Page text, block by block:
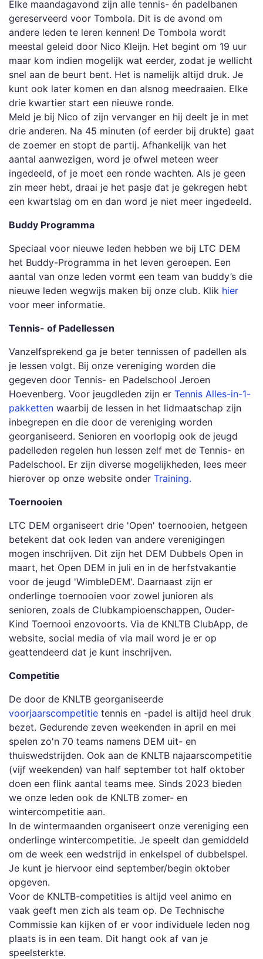
Elke maandagavond zijn alle tennis- én padelbanen
gereserveerd voor Tombola. Dit is de avond om
andere leden te leren kennen! De Tombola wordt
meestal geleid door Nico Kleijn. Het begint om 19 uur
maar kom indien mogelijk wat eerder, zodat je wellicht
snel aan de beurt bent. Het is namelijk altijd druk. Je
kunt ook later komen en dan alsnog meedraaien. Elke
drie kwartier start een nieuwe ronde.
Meld je bij Nico of zijn vervanger en hij deelt je in met
drie anderen. Na 45 minuten (of eerder bij drukte) gaat
de zoemer en stopt de partij. Afhankelijk van het
aantal aanwezigen, word je ofwel meteen weer
ingedeeld, of je moet een ronde wachten. Als je geen
zin meer hebt, draai je het pasje dat je gekregen hebt
een kwartslag om en dan word je niet meer ingedeeld.
Buddy Programma
Speciaal voor nieuwe leden hebben we bij LTC DEM
het Buddy-Programma in het leven geroepen. Een
aantal van onze leden vormt een team van buddy’s die
nieuwe leden wegwijs maken bij onze club. Klik hier
voor meer informatie.
Tennis- of Padellessen
Vanzelfsprekend ga je beter tennissen of padellen als
je lessen volgt. Bij onze vereniging worden die
gegeven door Tennis- en Padelschool Jeroen
Hoevenberg. Voor jeugdleden zijn er Tennis Alles-in-1-
pakketten waarbij de lessen in het lidmaatschap zijn
inbegrepen en die door de vereniging worden
georganiseerd. Senioren en voorlopig ook de jeugd
padelleden regelen hun lessen zelf met de Tennis- en
Padelschool. Er zijn diverse mogelijkheden, lees meer
hierover op onze website onder Training.
Toernooien
LTC DEM organiseert drie 'Open' toernooien, hetgeen
betekent dat ook leden van andere verenigingen
mogen inschrijven. Dit zijn het DEM Dubbels Open in
maart, het Open DEM in juli en in de herfstvakantie
voor de jeugd 'WimbleDEM'. Daarnaast zijn er
onderlinge toernooien voor zowel junioren als
senioren, zoals de Clubkampioenschappen, Ouder-
Kind Toernooi enzovoorts. Via de KNLTB ClubApp, de
website, social media of via mail word je er op
geattendeerd dat je kunt inschrijven.
Competitie
De door de KNLTB georganiseerde
voorjaarscompetitie tennis en -padel is altijd heel druk
bezet. Gedurende zeven weekenden in april en mei
spelen zo'n 70 teams namens DEM uit- en
thuiswedstrijden. Ook aan de KNLTB najaarscompetitie
(vijf weekenden) van half september tot half oktober
doen een flink aantal teams mee. Sinds 2023 bieden
we onze leden ook de KNLTB zomer- en
wintercompetitie aan.
In de wintermaanden organiseert onze vereniging een
onderlinge wintercompetitie. Je speelt dan gemiddeld
om de week een wedstrijd in enkelspel of dubbelspel.
Je kunt je hiervoor eind september/begin oktober
opgeven.
Voor de KNLTB-competities is altijd veel animo en
vaak geeft men zich als team op. De Technische
Commissie kan kijken of er voor individuele leden nog
plaats is in een team. Dit hangt ook af van je
speelsterkte.